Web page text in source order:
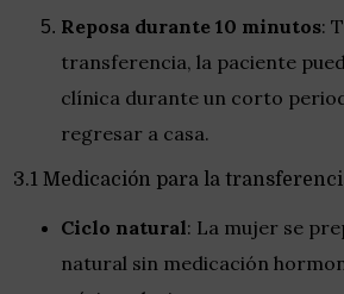
Reposa durante 10 minutos:
transferencia, la paciente
clínica durante un corto
regresar a casa.
3.1 Medicación para la
Ciclo natural: La mujer se
natural sin medicación